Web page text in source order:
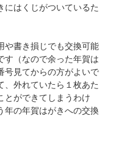
にはくじがついているた
書き損じでも交換可能
す（なので余った年賀は
号見てからの方がよいで
、外れていたら１枚あた
とができてしまうわけ
年の年賀はがきへの交換